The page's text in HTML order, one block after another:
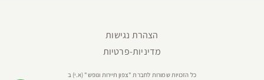
הצהרת נגישות
מדיניות-פרטיות
כל הזכויות שמורות לחברת "צפון תיירות ונופש" (א.י) ב